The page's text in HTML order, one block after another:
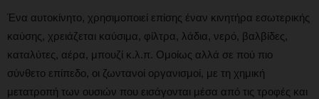
Ένα αυτοκίνητο, χρησιμοποιεί επίσης έναν κινητήρα εσωτερικής
καύσης, χρειάζεται καύσιμα, φίλτρα, λάδια, νερό, βαλβίδες,
καταλύτες, αέρα, μπουζί κ.λ.π. Ομοίως αλλά σε πού πιο
σύνθετο επίπεδο, οι ζωντανοί οργανισμοί, με τη χημική
μετατροπή των ουσιών που εισάγονται μέσα από τις τροφές και